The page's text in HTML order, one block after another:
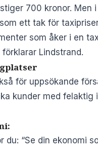
700 kronor.
ett tak för
som åker i en
Lindstrand.
för uppsökande
kunder med
du: “Se din ekonomi